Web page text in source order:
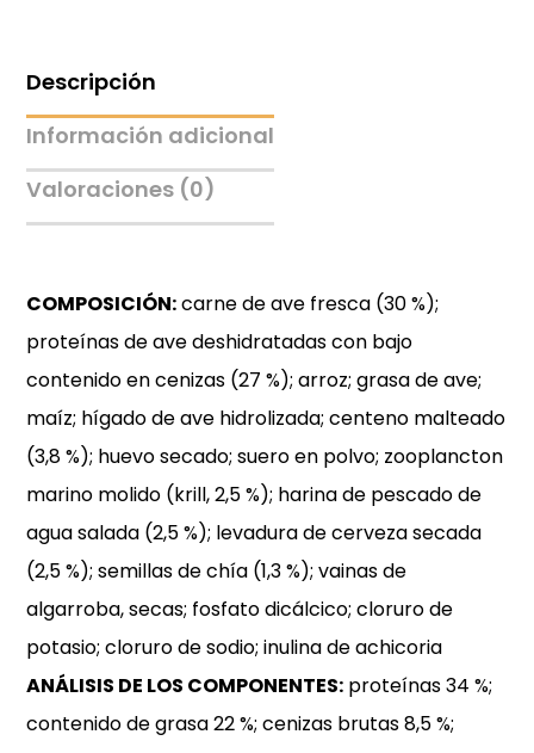
Descripción
Información adicional
Valoraciones (0)
COMPOSICIÓN:carne de ave fresca (30 %);
proteínas de ave deshidratadas con bajo
contenido en cenizas (27 %); arroz; grasa de ave;
maíz; hígado de ave hidrolizada; centeno malteado
(3,8 %); huevo secado; suero en polvo; zooplancton
marino molido (krill, 2,5 %); harina de pescado de
agua salada (2,5 %); levadura de cerveza secada
(2,5 %); semillas de chía (1,3 %); vainas de
algarroba, secas; fosfato dicálcico; cloruro de
potasio; cloruro de sodio; inulina de achicoria
ANÁLISIS DE LOS COMPONENTES: proteínas 34 %;
contenido de grasa 22 %; cenizas brutas 8,5 %;